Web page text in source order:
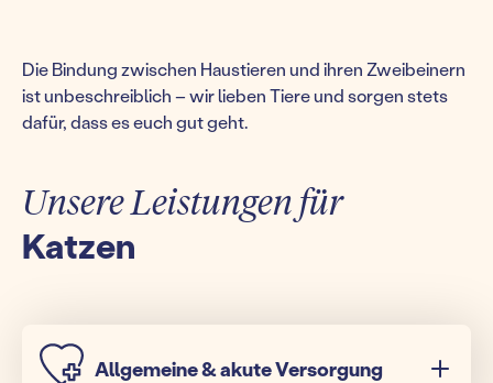
Die Bindung zwischen Haustieren und ihren Zweibeinern
ist unbeschreiblich – wir lieben Tiere und sorgen stets
dafür, dass es euch gut geht.
Unsere Leistungen für
Katzen
Allgemeine & akute Versorgung